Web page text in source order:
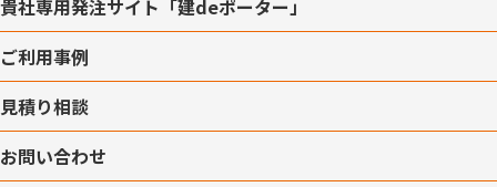
貴社専用発注サイト「建deポーター」
ご利用事例
見積り相談
お問い合わせ